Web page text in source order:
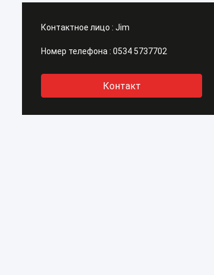
Контактное лицо : Jim
Номер телефона : 0534 5737702
Контакт